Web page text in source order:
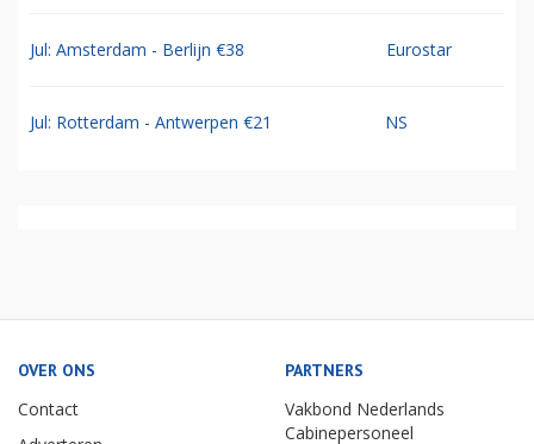
Jul: Amsterdam - Berlijn €38 Eurostar
Jul: Rotterdam - Antwerpen €21 NS
OVER ONS
Contact
PARTNERS
Vakbond Nederlands
Cabinepersoneel